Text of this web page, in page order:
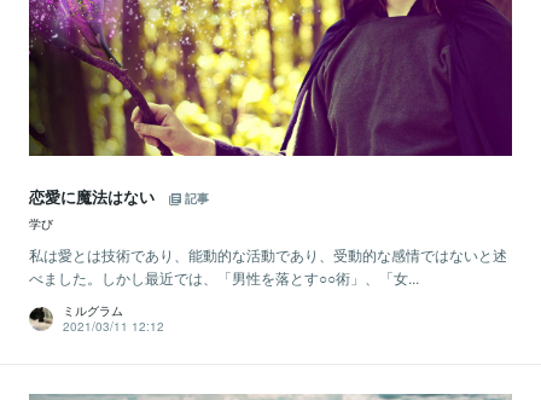
恋愛に魔法はない
記事
学び
私は愛とは技術であり、能動的な活動であり、受動的な感情ではないと述
べました。しかし最近では、「男性を落とす○○術」、「女...
ミルグラム
2021/03/11 12:12